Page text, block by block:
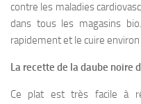
contre les maladies
dans tous les magasins
rapidement et le cuire
La recette de la daube noire
Ce plat est très facile à